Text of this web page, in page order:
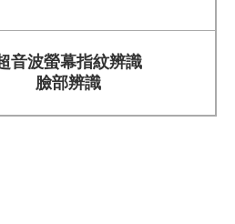
音波螢幕指紋辨識
臉部辨識